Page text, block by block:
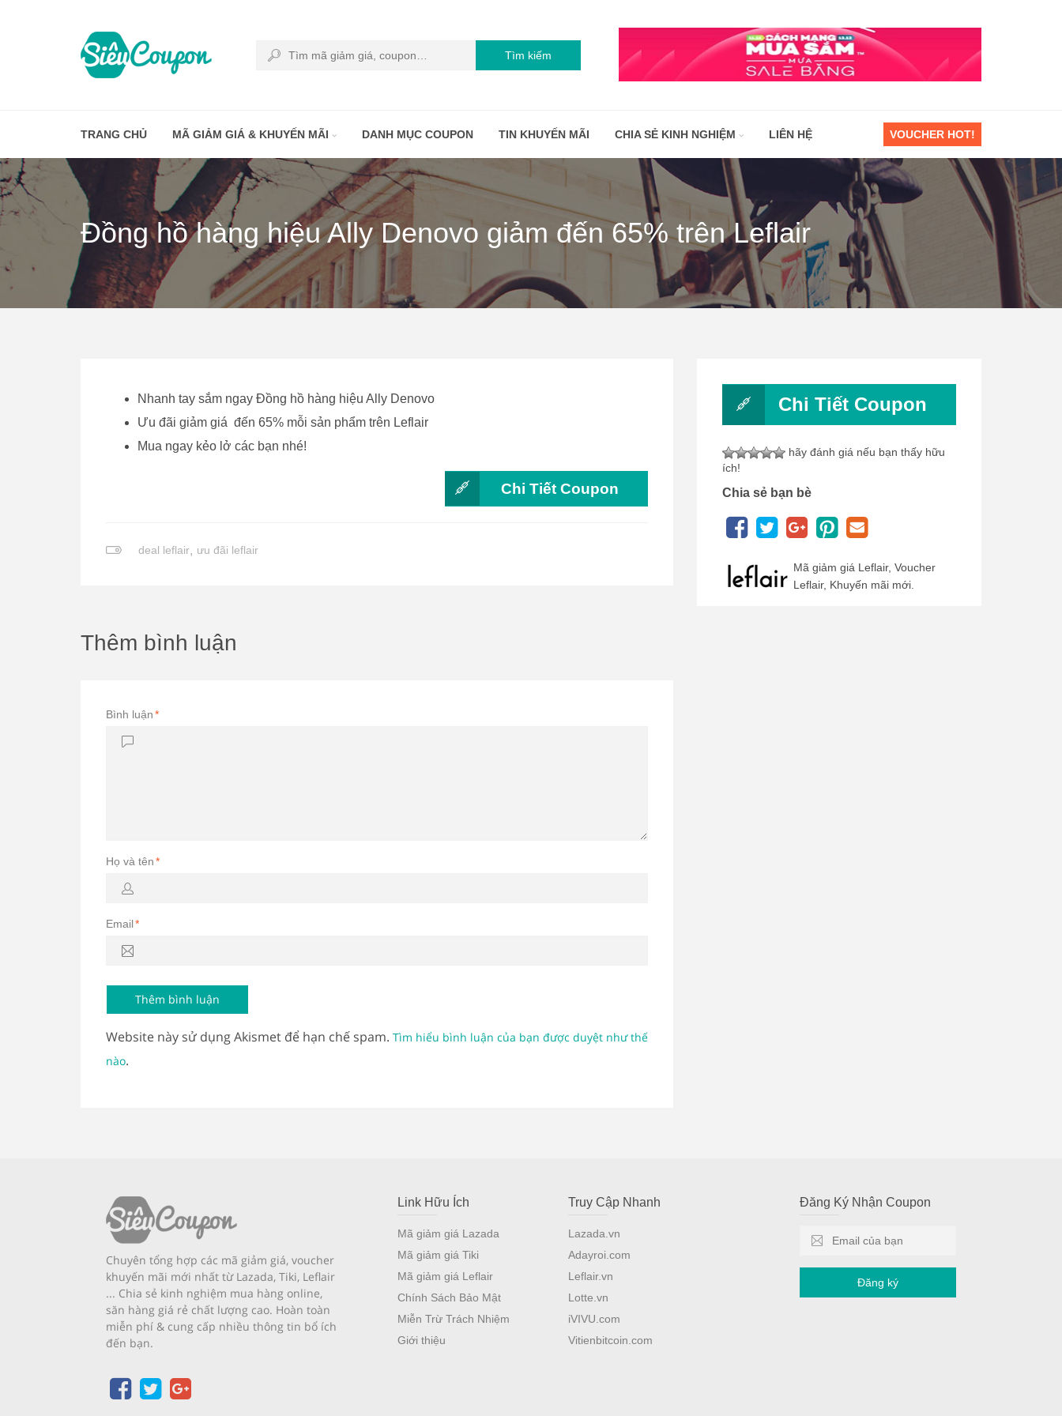
Tìm kiếm
TRANG CHỦ MÃ GIẢM GIÁ & KHUYẾN MÃI DANH MỤC COUPON TIN KHUYẾN MÃI CHIA SẺ KINH NGHIỆM LIÊN HỆ VOUCHER HOT!
Đồng hồ hàng hiệu Ally Denovo giảm đến 65% trên Leflair
Nhanh tay sắm ngay Đồng hồ hàng hiệu Ally Denovo
Ưu đãi giảm giá đến 65% mỗi sản phẩm trên Leflair
Mua ngay kẻo lở các bạn nhé!
Chi Tiết Coupon
deal leflair, ưu đãi leflair
Thêm bình luận
Bình luận*
Họ và tên*
Email*
Website này sử dụng Akismet để hạn chế spam. Tìm hiểu bình luận của bạn được duyệt như thế
nào.
Chi Tiết Coupon
hãy đánh giá nếu bạn thấy hữu
ích!
Chia sẻ bạn bè
Mã giảm giá Leflair, Voucher
Leflair, Khuyến mãi mới.
Chuyên tổng hợp các mã giảm giá, voucher
khuyến mãi mới nhất từ Lazada, Tiki, Leflair
... Chia sẻ kinh nghiệm mua hàng online,
săn hàng giá rẻ chất lượng cao. Hoàn toàn
miễn phí & cung cấp nhiều thông tin bổ ích
đến bạn.
Link Hữu Ích
Mã giảm giá Lazada
Mã giảm giá Tiki
Mã giảm giá Leflair
Chính Sách Bảo Mật
Miễn Trừ Trách Nhiệm
Giới thiệu
Truy Cập Nhanh
Lazada.vn
Adayroi.com
Leflair.vn
Lotte.vn
iVIVU.com
Vitienbitcoin.com
Đăng Ký Nhận Coupon
Đăng ký